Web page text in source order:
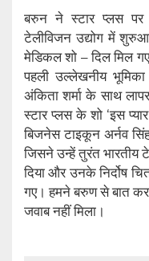
बरुन ने स्टार प्लस
टेलीविजन उद्योग में
मेडिकल शो – दिल मिल
पहली उल्लेखनीय
अंकिता शर्मा के साथ
स्टार प्लस के शो ‘इस
बिजनेस टाइकून अर्नव सिंह
जिसने उन्हें तुरंत भारतीय
दिया और उनके निर्दोष
गए। हमने बरुण से बात
जवाब नहीं मिला।